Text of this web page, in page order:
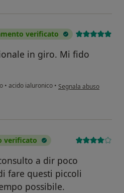
verificato
in giro. Mi fido
• acido ialuronico • secondo l'opinione
Segnala abuso
verificato
a dir poco
fare questi piccoli
possibile.